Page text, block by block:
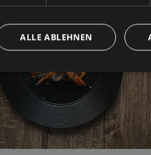
ALLE ABLEHNEN